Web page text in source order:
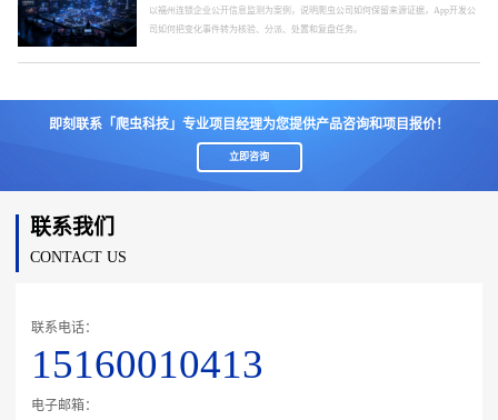
以福州连锁企业公开信息监测为案例，说明爬虫公司如何保留来源证据，App开发公
司如何把变化事件转为核验、分派、处置和复盘任务。
即刻联系「爬虫科技」专业项目经理为您提供产品咨询和项目报价！
立即咨询
联系我们
CONTACT US
联系电话：
15160010413
电子邮箱：